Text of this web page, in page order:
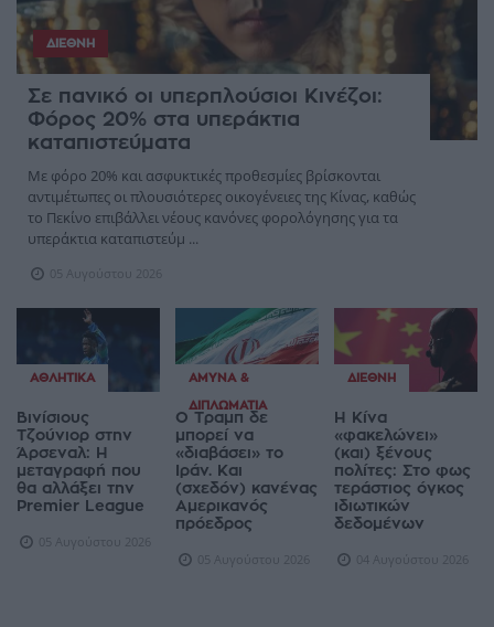
ΔΙΕΘΝΉ
Σε πανικό οι υπερπλούσιοι Κινέζοι:
Φόρος 20% στα υπεράκτια
καταπιστεύματα
Με φόρο 20% και ασφυκτικές προθεσμίες βρίσκονται
αντιμέτωπες οι πλουσιότερες οικογένειες της Κίνας, καθώς
το Πεκίνο επιβάλλει νέους κανόνες φορολόγησης για τα
υπεράκτια καταπιστεύμ ...
05 Αυγούστου 2026
ΑΘΛΗΤΙΚΆ
Βινίσιους
Τζούνιορ στην
Άρσεναλ: Η
μεταγραφή που
θα αλλάξει την
Premier League
05 Αυγούστου 2026
ΆΜΥΝΑ &
ΔΙΠΛΩΜΑΤΊΑ
Ο Τραμπ δε
μπορεί να
«διαβάσει» το
Ιράν. Και
(σχεδόν) κανένας
Αμερικανός
πρόεδρος
05 Αυγούστου 2026
ΔΙΕΘΝΉ
Η Κίνα
«φακελώνει»
(και) ξένους
πολίτες: Στο φως
τεράστιος όγκος
ιδιωτικών
δεδομένων
04 Αυγούστου 2026